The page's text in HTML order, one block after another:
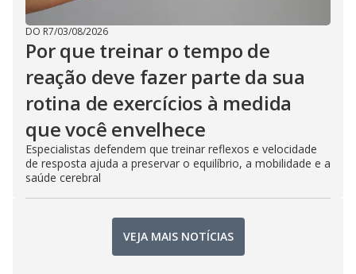
DO R7/03/08/2026
Por que treinar o tempo de
reação deve fazer parte da sua
rotina de exercícios à medida
que você envelhece
Especialistas defendem que treinar reflexos e velocidade
de resposta ajuda a preservar o equilíbrio, a mobilidade e a
saúde cerebral
VEJA MAIS NOTÍCIAS